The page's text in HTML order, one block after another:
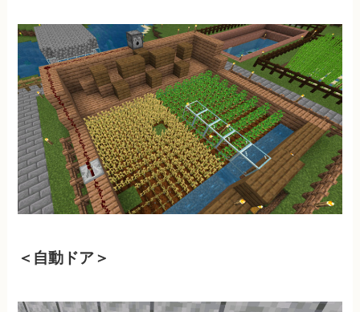
＜自動ドア＞